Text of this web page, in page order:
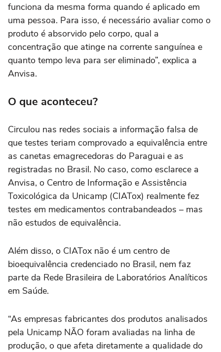
funciona da mesma forma quando é aplicado em
uma pessoa. Para isso, é necessário avaliar como o
produto é absorvido pelo corpo, qual a
concentração que atinge na corrente sanguínea e
quanto tempo leva para ser eliminado”, explica a
Anvisa.
O que aconteceu?
Circulou nas redes sociais a informação falsa de
que testes teriam comprovado a equivalência entre
as canetas emagrecedoras do Paraguai e as
registradas no Brasil. No caso, como esclarece a
Anvisa, o Centro de Informação e Assistência
Toxicológica da Unicamp (CIATox) realmente fez
testes em medicamentos contrabandeados – mas
não estudos de equivalência.
Além disso, o CIATox não é um centro de
bioequivalência credenciado no Brasil, nem faz
parte da Rede Brasileira de Laboratórios Analíticos
em Saúde.
“As empresas fabricantes dos produtos analisados
pela Unicamp NÃO foram avaliadas na linha de
produção, o que afeta diretamente a qualidade do